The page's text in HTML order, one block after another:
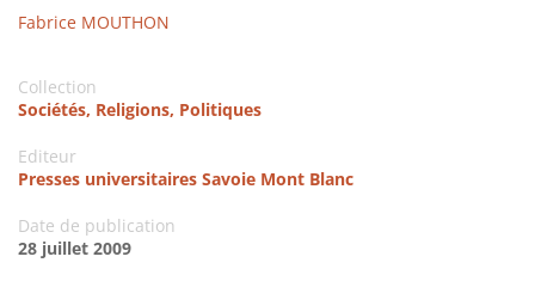
Fabrice MOUTHON
Collection
Sociétés, Religions, Politiques
Editeur
Presses universitaires Savoie Mont Blanc
Date de publication
28 juillet 2009